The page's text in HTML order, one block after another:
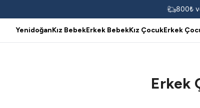
800₺
YenidoğanKız BebekErkek BebekKız ÇocukErkek
Erkek